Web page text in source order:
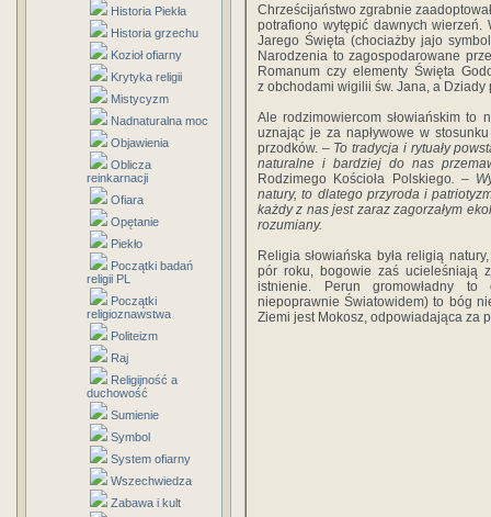
Historia Piekła
Historia grzechu
Kozioł ofiarny
Krytyka religii
Mistycyzm
Nadnaturalna moc
Objawienia
Oblicza
reinkarnacji
Ofiara
Opętanie
Piekło
Początki badań
religii PL
Początki
religioznawstwa
Politeizm
Raj
Religijność a
duchowość
Sumienie
Symbol
System ofiarny
Wszechwiedza
Zabawa i kult
Chrześcijaństwo zgrabnie
potrafiono wytępić dawnych wierzeń.
Jarego Święta (chociażby jajo
Narodzenia to zagospodarowane
Romanum czy elementy Święta
z obchodami wigilii św. Jana, a Dziady
Ale rodzimowiercom słowiańskim to
uznając je za napływowe w
przodków. – To tradycja i rytuały
naturalne i bardziej do nas
Rodzimego Kościoła Polskiego. –
natury, to dlatego przyroda i
każdy z nas jest zaraz zagorzałym
rozumiany.
Religia słowiańska była religią
pór roku, bogowie zaś ucieleśniają
istnienie. Perun gromowładny to
niepoprawnie Światowidem) to bóg
Ziemi jest Mokosz, odpowiadająca za